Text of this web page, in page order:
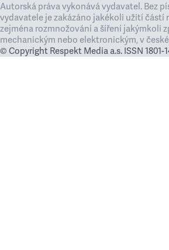
Autorská práva vykonává vydavatel. Bez
vydavatele je zakázáno jakékoli užití částí
zejména rozmnožování a šíření jakýmkoli
mechanickým nebo elektronickým, v
© Copyright Respekt Media a.s. ISSN 1801-